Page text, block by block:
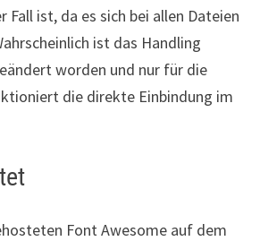
Fall ist, da es sich bei allen Dateien
ist das Handling
worden und nur für die
die direkte Einbindung im
Font Awesome auf dem